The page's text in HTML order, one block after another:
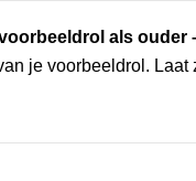
als ouder
je voorbeeldrol.